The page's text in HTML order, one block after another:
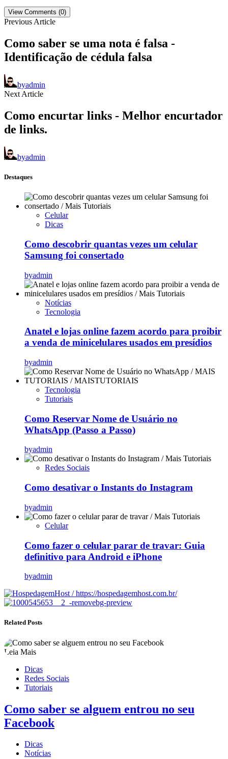
View Comments (0)
Previous Article
Como saber se uma nota é falsa -
Identificação de cédula falsa
byadmin
Next Article
Como encurtar links - Melhor encurtador
de links.
byadmin
Destaques
Celular
Dicas
Como descobrir quantas vezes um celular
Samsung foi consertado
byadmin
Notícias
Tecnologia
Anatel e lojas online fazem acordo para proibir
a venda de minicelulares usados em presídios
byadmin
Tecnologia
Tutoriais
Como Reservar Nome de Usuário no
WhatsApp (Passo a Passo)
byadmin
Redes Sociais
Como desativar o Instants do Instagram
byadmin
Celular
Como fazer o celular parar de travar: Guia
definitivo para Android e iPhone
byadmin
Related Posts
Leia Mais
Dicas
Redes Sociais
Tutoriais
Como saber se alguem entrou no seu
Facebook
Dicas
Notícias